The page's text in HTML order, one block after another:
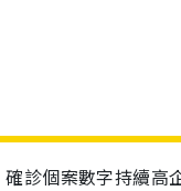
診個案數字持續高